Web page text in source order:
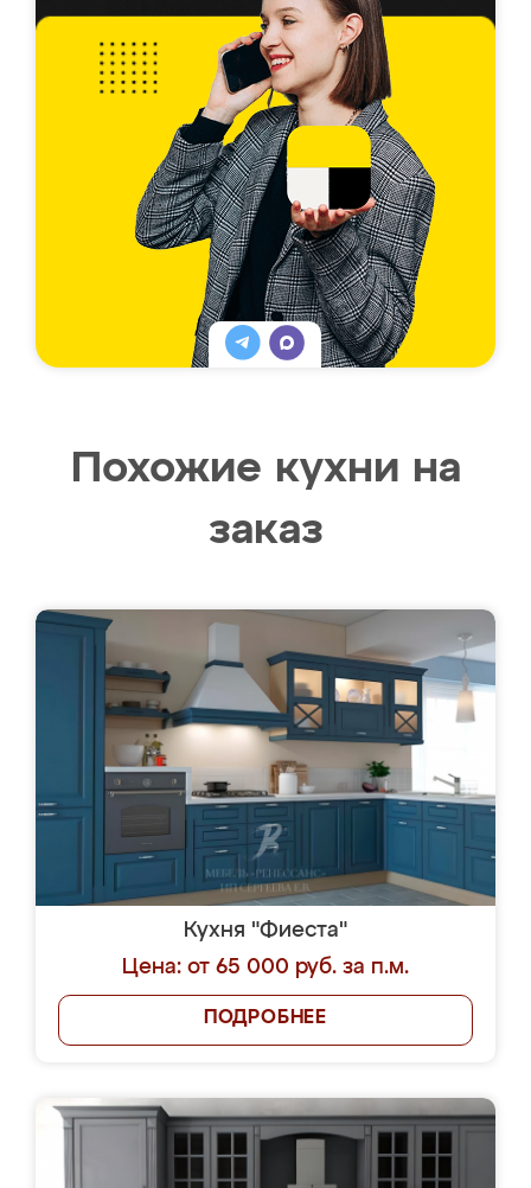
Похожие кухни на
заказ
Кухня "Фиеста"
Цена: от 65 000 руб. за п.м.
ПОДРОБНЕЕ